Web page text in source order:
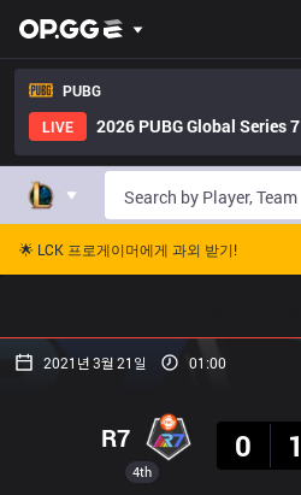
PUBG
LIVE
2026 PUBG Global Series 7
🌟 LCK 프로게이머에게 과외 받기!
2021년 3월 21일 01:00
4th
R7
0
1